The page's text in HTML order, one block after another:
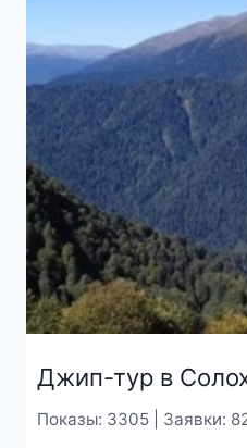
Джип-тур в
Показы: 3305 | Заявки: